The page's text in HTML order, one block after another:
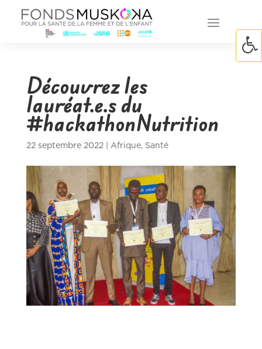
Découvrez les
lauréat.e.s du
#hackathonNutrition
22 septembre 2022| Afrique, Santé